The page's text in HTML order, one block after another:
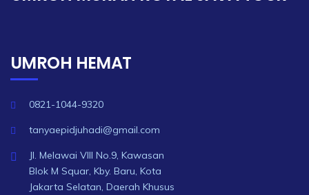
UMROH HEMAT
0821-1044-9320
tanyaepidjuhadi@gmail.com
Jl. Melawai VIII No.9, Kawasan
Blok M Squar, Kby. Baru, Kota
Jakarta Selatan, Daerah Khusus